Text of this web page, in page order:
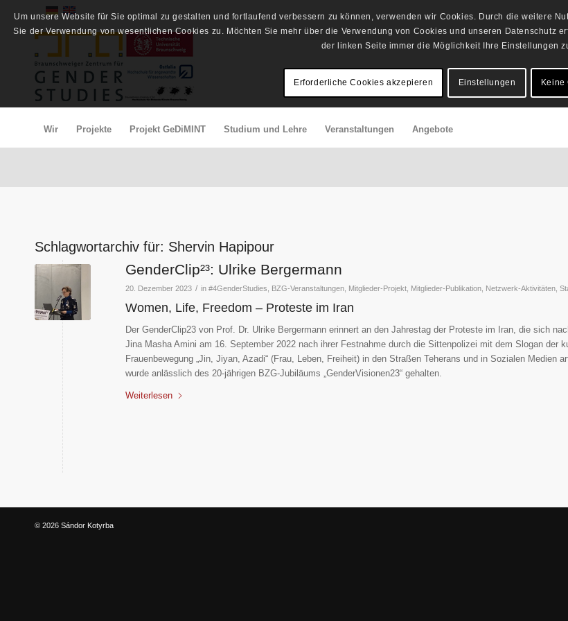
Wir Projekte Projekt GeDiMINT Studium und Lehre Veranstaltungen Angebote
Schlagwortarchiv für: Shervin Hapipour
GenderClip²³: Ulrike Bergermann
20. Dezember 2023 / in #4GenderStudies BZG-Veranstaltungen Mitglieder-Projekt Mitglieder-Publikation Netzwerk-Aktivitäten
Women, Life, Freedom – Proteste im Iran
Der GenderClip23 von Prof. Dr. Ulrike Bergermann erinnert an den Jahrestag der Proteste im Iran, die sich
Jina Masha Amini am 16. September 2022 nach ihrer Festnahme durch die Sittenpolizei mit dem Slogan der
Frauenbewegung „Jin, Jiyan, Azadi“ (Frau, Leben, Freiheit) in den Straßen Teherans und in Sozialen Medien
wurde anlässlich des 20-jährigen BZG-Jubiläums „GenderVisionen23“ gehalten.
Weiterlesen
© 2026 Sándor Kotyrba
Um unsere Website für Sie optimal zu gestalten und fortlaufend verbessern zu können, verwenden wir Cookies. Durch die weitere
Sie der Verwendung von wesentlichen Cookies zu. Möchten Sie mehr über die Verwendung von Cookies und unseren Datenschutz
der linken Seite immer die Möglichkeit Ihre Einstellungen
Erforderliche Cookies akzepieren Einstellungen Keine